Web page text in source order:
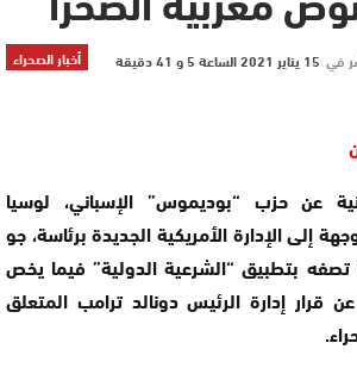
أخبار الصحراء في 15 يناير 2021 الساعة 5 و 41 دقيقة
عن حزب “بوديموس” الإسباني، لوسيا
إلى الإدارة الأمريكية الجديدة برئاسة، جو
تصفه بتطبيق “الشرعية الدولية” فيما يخص
عن قرار إدارة الرئيس دونالد ترامب المتعلق